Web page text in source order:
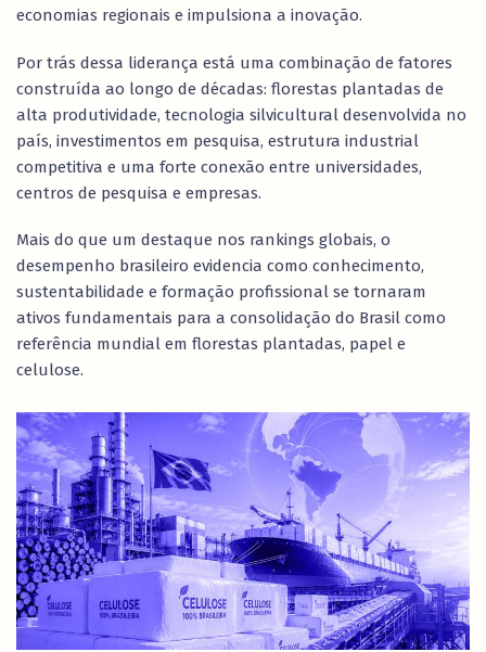
economias regionais e impulsiona a inovação.
Por trás dessa liderança está uma combinação de fatores
construída ao longo de décadas: florestas plantadas de
alta produtividade, tecnologia silvicultural desenvolvida no
país, investimentos em pesquisa, estrutura industrial
competitiva e uma forte conexão entre universidades,
centros de pesquisa e empresas.
Mais do que um destaque nos rankings globais, o
desempenho brasileiro evidencia como conhecimento,
sustentabilidade e formação profissional se tornaram
ativos fundamentais para a consolidação do Brasil como
referência mundial em florestas plantadas, papel e
celulose.